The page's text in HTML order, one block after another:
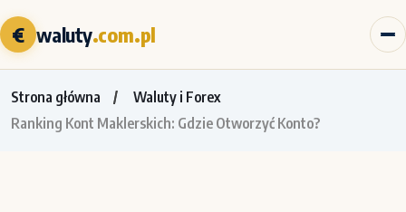
€ waluty.com.pl
Strona główna
Waluty i Forex
Ranking Kont Maklerskich: Gdzie Otworzyć Konto?